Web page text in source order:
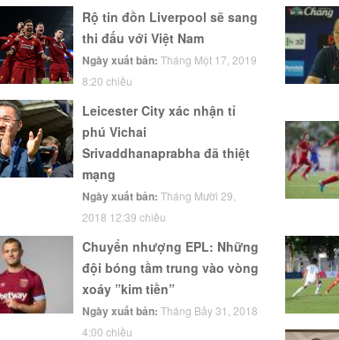
Rộ tin đồn Liverpool sẽ sang
thi đấu với Việt Nam
Ngày xuất bản: Tháng Một 17, 2019
8:20 chiều
Leicester City xác nhận tỉ
phú Vichai
Srivaddhanaprabha đã thiệt
mạng
Ngày xuất bản: Tháng Mười 29,
2018 12:39 chiều
Chuyển nhượng EPL: Những
đội bóng tầm trung vào vòng
xoáy ”kim tiền”
Ngày xuất bản: Tháng Bảy 31, 2018
4:00 chiều